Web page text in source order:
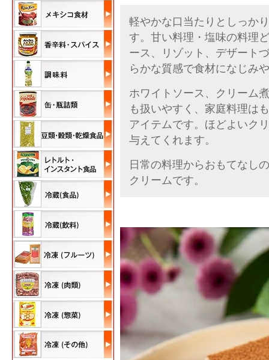
軽やかな口当たりとしっか
す。甘い料理・塩味の料理
ース、リゾット、デザート
らかな質感で食材になじみ
ホワイトソース、クリーム
も扱いやすく、家庭料理は
アイテムです。ほどよいク
与えてくれます。
日常の料理からおもてなし
クリームです。